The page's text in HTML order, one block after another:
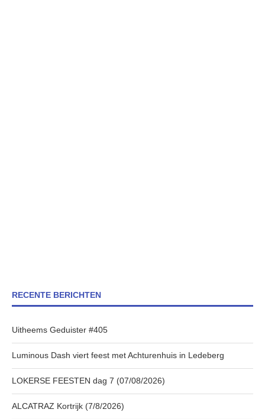
RECENTE BERICHTEN
Uitheems Geduister #405
Luminous Dash viert feest met Achturenhuis in Ledeberg
LOKERSE FEESTEN dag 7 (07/08/2026)
ALCATRAZ Kortrijk (7/8/2026)